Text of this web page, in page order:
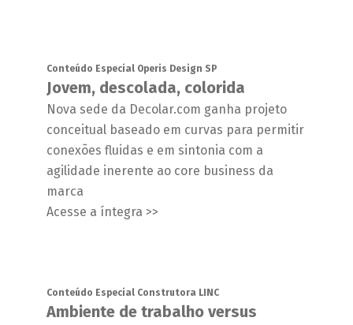
Conteúdo Especial Operis Design SP
Jovem, descolada, colorida
Nova sede da Decolar.com ganha projeto
conceitual baseado em curvas para permitir
conexões fluidas e em sintonia com a
agilidade inerente ao core business da
marca
Acesse a íntegra >>
Conteúdo Especial Construtora LINC
Ambiente de trabalho versus